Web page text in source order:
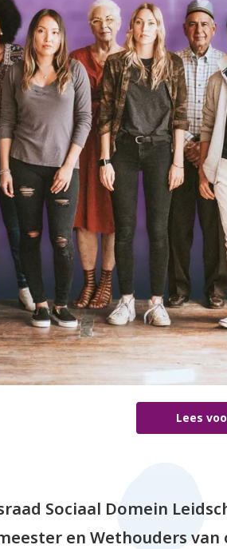
Lees
Sociaal Domein
en Wethouders van